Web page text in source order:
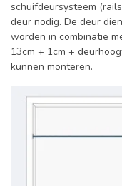
schuifdeursysteem
deur nodig. De deur
worden in combinatie
13cm + 1cm +
kunnen monteren.